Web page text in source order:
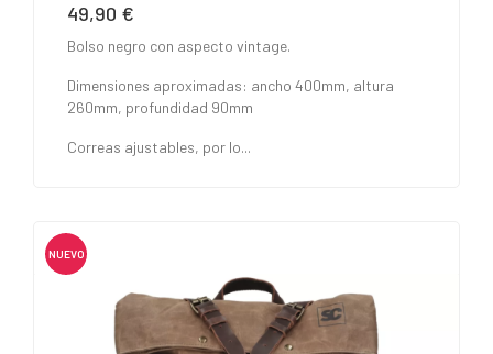
Precio
49,90 €
Bolso negro con aspecto vintage.
Dimensiones aproximadas: ancho 400mm, altura
260mm, profundidad 90mm
Correas ajustables, por lo...
NUEVO